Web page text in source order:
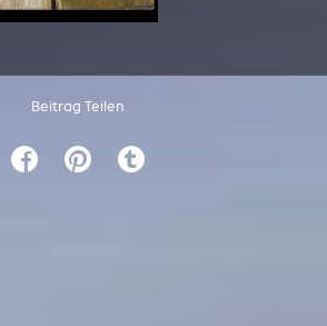
Beitrag Teilen